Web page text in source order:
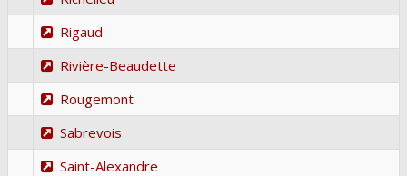
Rigaud
Rivière-Beaudette
Rougemont
Sabrevois
Saint-Alexandre